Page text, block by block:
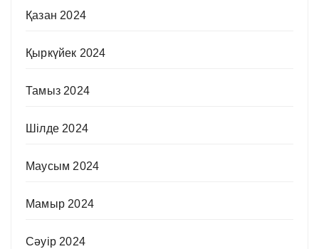
Қазан 2024
Қыркүйек 2024
Тамыз 2024
Шілде 2024
Маусым 2024
Мамыр 2024
Сәуір 2024